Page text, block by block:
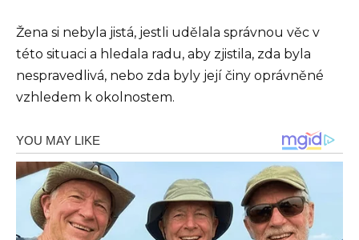
Žena si nebyla jistá, jestli udělala správnou věc v
této situaci a hledala radu, aby zjistila, zda byla
nespravedlivá, nebo zda byly její činy oprávněné
vzhledem k okolnostem.